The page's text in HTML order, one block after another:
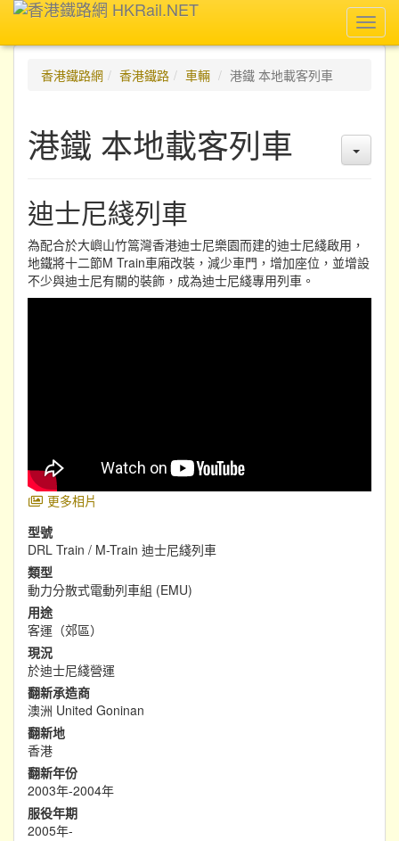
香港鐵路網
香港鐵路 車輛 港鐵 本地載客列車
港鐵 本地載客列車
迪士尼綫列車
為配合於大嶼山竹篙灣香港迪士尼樂園而建的迪士尼綫啟用，
地鐵將十二節M Train車廂改裝，減少車門，增加座位，並增設
不少與迪士尼有關的裝飾，成為迪士尼綫專用列車。
更多相片
型號
DRL Train / M-Train 迪士尼綫列車
類型
動力分散式電動列車組 (EMU)
用途
客運（郊區）
現況
於迪士尼綫營運
翻新承造商
澳洲 United Goninan
翻新地
香港
翻新年份
2003年-2004年
服役年期
2005年-